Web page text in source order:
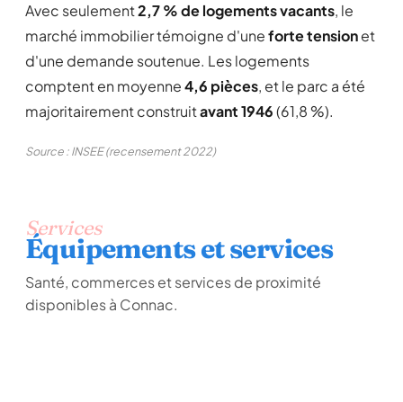
Avec seulement2,7 % de logements vacants, le
marché immobilier témoigne d'uneforte tensionet
d'une demande soutenue. Les logements
comptent en moyenne4,6 pièces, et le parc a été
majoritairement construitavant 1946(61,8 %).
Source : INSEE (recensement 2022)
Services
Équipements et services
Santé, commerces et services de proximité
disponibles à Connac.